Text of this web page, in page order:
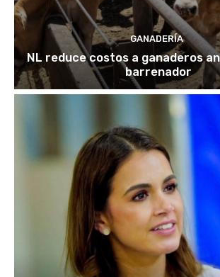
GANADERÍA
NL reduce costos a ganaderos
barrenador